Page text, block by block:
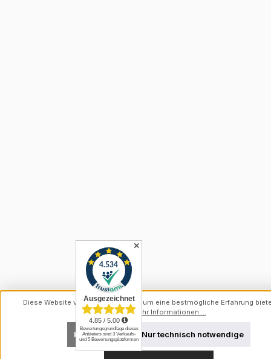
✕
Diese Website verwendet Cookies, um eine bestmögliche Erfahrung
können.Mehr Informationen ...
Nur technisch notwendige
Konfigurieren